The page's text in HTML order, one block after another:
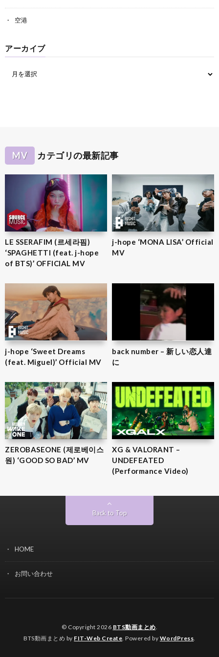
空港
アーカイブ
MV カテゴリの最新記事
LE SSERAFIM (르세라핌)
‘SPAGHETTI (feat. j-hope
of BTS)’ OFFICIAL MV
j-hope ‘MONA LISA’ Official
MV
j-hope ‘Sweet Dreams
(feat. Miguel)’ Official MV
back number – 新しい恋人達
に
ZEROBASEONE (제로베이스
원) ‘GOOD SO BAD’ MV
XG & VALORANT –
UNDEFEATED
(Performance Video)
Back to Top
HOME
お問い合わせ
© Copyright 2026 BTS動画まとめ.
BTS動画まとめ by FIT-Web Create. Powered by WordPress.